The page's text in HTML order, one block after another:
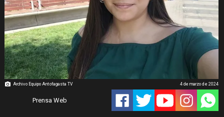
Archivo Equipo Antofagasta TV
Prensa Web
4 de marzo de 2024